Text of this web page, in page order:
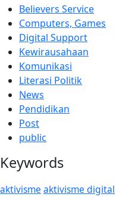
Believers Service
Computers, Games
Digital Support
Kewirausahaan
Komunikasi
Literasi Politik
News
Pendidikan
Post
public
Keywords
aktivisme aktivisme digital